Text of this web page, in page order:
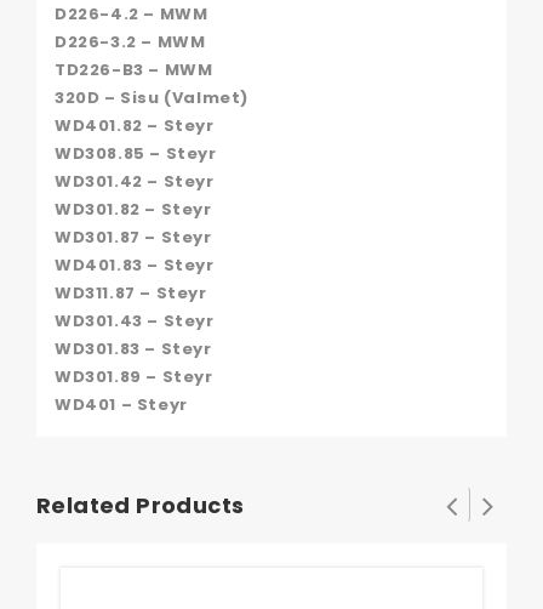
D226-4.2 – MWM
D226-3.2 – MWM
TD226-B3 – MWM
320D – Sisu (Valmet)
WD401.82 – Steyr
WD308.85 – Steyr
WD301.42 – Steyr
WD301.82 – Steyr
WD301.87 – Steyr
WD401.83 – Steyr
WD311.87 – Steyr
WD301.43 – Steyr
WD301.83 – Steyr
WD301.89 – Steyr
WD401 – Steyr
Related Products